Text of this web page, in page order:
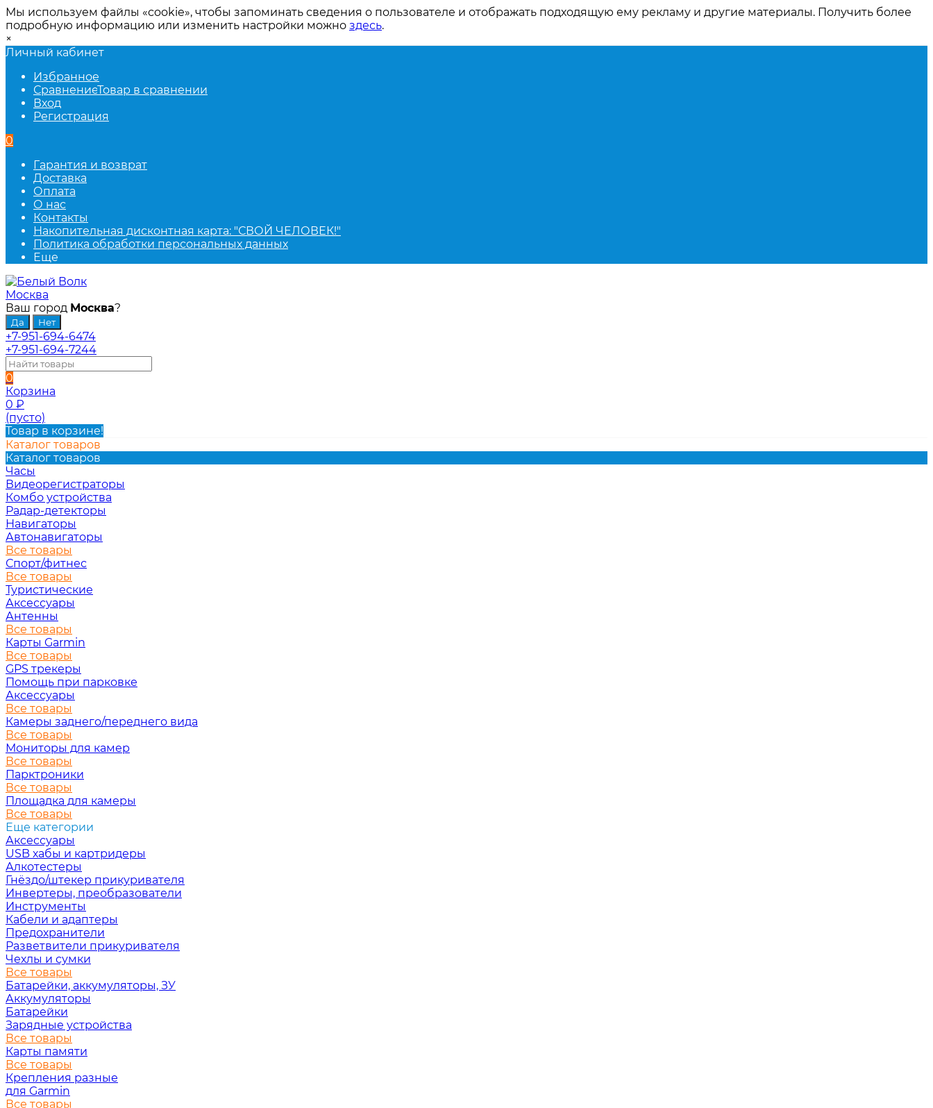
Мы используем файлы «cookie», чтобы запоминать сведения о пользователе и отображать подходящую ему рекламу и другие материалы. Получить более
подробную информацию или изменить настройки можно здесь.
×
Личный кабинет
Избранное
СравнениеТовар в сравнении
Вход
Регистрация
0
Гарантия и возврат
Доставка
Оплата
О нас
Контакты
Накопительная дисконтная карта: "СВОЙ ЧЕЛОВЕК!"
Политика обработки персональных данных
Еще
Москва
Ваш город Москва?
+7-951-694-6474
+7-951-694-7244
0
Корзина
0 ₽
(пусто)
Товар в корзине!
Каталог товаров
Каталог товаров
Часы
Видеорегистраторы
Комбо устройства
Радар-детекторы
Навигаторы
Автонавигаторы
Все товары
Спорт/фитнес
Все товары
Туристические
Аксессуары
Антенны
Все товары
Карты Garmin
Все товары
GPS трекеры
Помощь при парковке
Аксессуары
Все товары
Камеры заднего/переднего вида
Все товары
Мониторы для камер
Все товары
Парктроники
Все товары
Площадка для камеры
Все товары
Еще категории
Аксессуары
USB хабы и картридеры
Алкотестеры
Гнёздо/штекер прикуривателя
Инвертеры, преобразователи
Инструменты
Кабели и адаптеры
Предохранители
Разветвители прикуривателя
Чехлы и сумки
Все товары
Батарейки, аккумуляторы, ЗУ
Аккумуляторы
Батарейки
Зарядные устройства
Все товары
Карты памяти
Все товары
Крепления разные
для Garmin
Все товары